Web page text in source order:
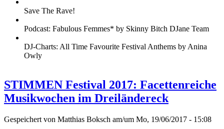
Save The Rave!
Podcast: Fabulous Femmes* by Skinny Bitch DJane Team
DJ-Charts: All Time Favourite Festival Anthems by Anina
Owly
STIMMEN Festival 2017: Facettenreiche
Musikwochen im Dreiländereck
Gespeichert von Matthias Boksch am/um Mo, 19/06/2017 - 15:08